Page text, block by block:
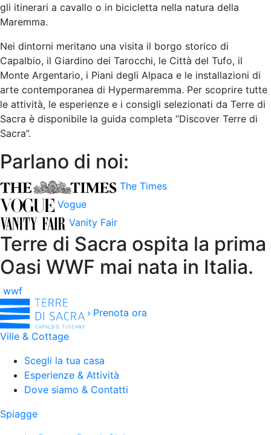
gli itinerari a cavallo o in bicicletta nella natura della
Maremma.
Nei dintorni meritano una visita il borgo storico di
Capalbio, il Giardino dei Tarocchi, le Città del Tufo, il
Monte Argentario, i Piani degli Alpaca e le installazioni di
arte contemporanea di Hypermaremma. Per scoprire tutte
le attività, le esperienze e i consigli selezionati da Terre di
Sacra è disponibile la guida completa “Discover Terre di
Sacra”.
Parlano di noi:
The Times
Vogue
Vanity Fair
Terre di Sacra ospita la prima
Oasi WWF mai nata in Italia.
wwf
Prenota ora
Ville & Cottage
Scegli la tua casa
Esperienze & Attività
Dove siamo & Contatti
Spiagge